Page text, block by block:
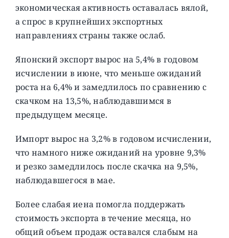
экономическая активность оставалась вялой,
а спрос в крупнейших экспортных
направлениях страны также ослаб.
Японский экспорт вырос на 5,4% в годовом
исчислении в июне, что меньше ожиданий
роста на 6,4% и замедлилось по сравнению с
скачком на 13,5%, наблюдавшимся в
предыдущем месяце.
Импорт вырос на 3,2% в годовом исчислении,
что намного ниже ожиданий на уровне 9,3%
и резко замедлилось после скачка на 9,5%,
наблюдавшегося в мае.
Более слабая иена помогла поддержать
стоимость экспорта в течение месяца, но
общий объем продаж оставался слабым на